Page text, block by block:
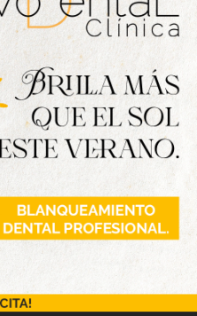
Contra el Cáncer
con un chocolate
los festejos.
séptima edición de
Haz clic sobre la